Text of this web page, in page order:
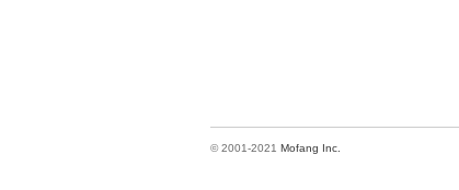
© 2001-2021 Mofang Inc.